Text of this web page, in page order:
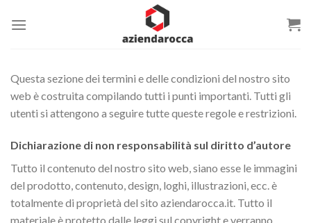
Questa sezione dei termini e delle condizioni del nostro sito
web è costruita compilando tutti i punti importanti. Tutti gli
utenti si attengono a seguire tutte queste regole e restrizioni.
Dichiarazione di non responsabilità sul diritto d’autore
Tutto il contenuto del nostro sito web, siano esse le immagini
del prodotto, contenuto, design, loghi, illustrazioni, ecc. è
totalmente di proprietà del sito aziendarocca.it. Tutto il
materiale è protetto dalle leggi sul copyright e verranno